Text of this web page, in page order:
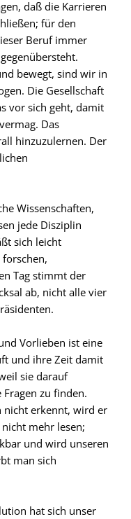
daß die Karrieren
für den
Beruf immer
bewegt, sind wir in
Die Gesellschaft
vor sich geht, damit
Das
hinzuzulernen. Der
Wissenschaften,
jede Disziplin
sich leicht
Tag stimmt der
ab, nicht alle vier
Vorlieben ist eine
und ihre Zeit damit
sie darauf
zu finden.
nicht erkennt, wird er
mehr lesen;
und wird unseren
man sich
hat sich unser